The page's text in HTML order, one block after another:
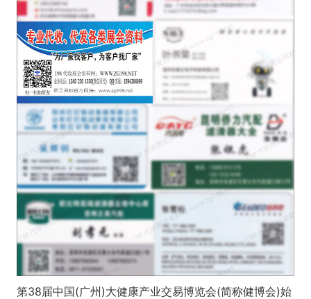
第38届中国(广州)大健康产业交易博览会(简称健博会)始